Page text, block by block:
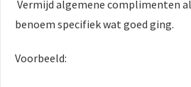
Vermijd algemene complimenten
benoem specifiek wat goed ging.
Voorbeeld: